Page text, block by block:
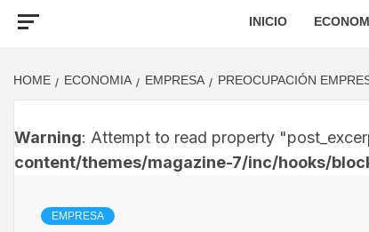
INICIO
HOME ECONOMIA EMPRESA PREOCUPACIÓN
Warning: Attempt to read property
content/themes/magazine-7/inc/hooks/
EMPRESA